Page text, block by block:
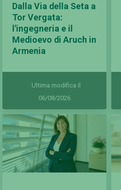
Dalla Via della Seta a
Tor Vergata:
l'ingegneria e il
Medioevo di Aruch in
Armenia
Ultima modifica il
06/08/2026